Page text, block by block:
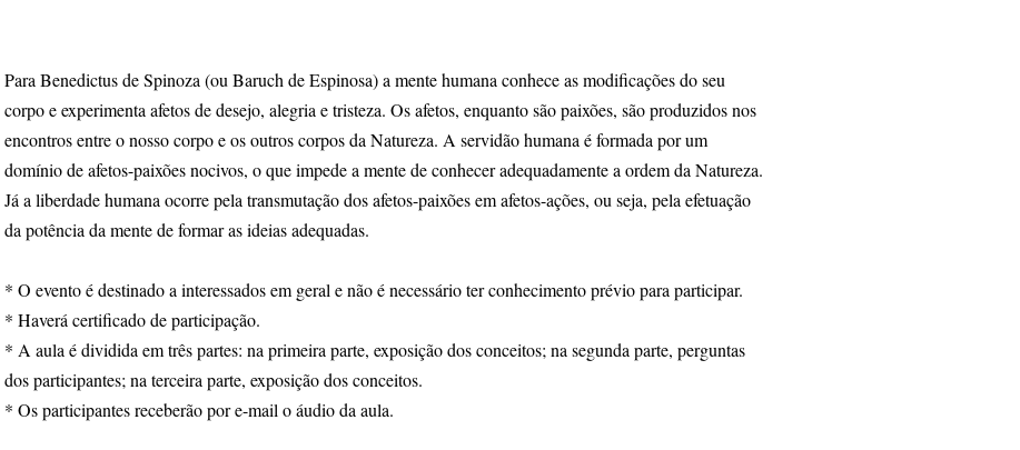
Para Benedictus de Spinoza (ou Baruch de Espinosa) a mente humana conhece as modificações do seu
corpo e experimenta afetos de desejo, alegria e tristeza. Os afetos, enquanto são paixões, são produzidos nos
encontros entre o nosso corpo e os outros corpos da Natureza. A servidão humana é formada por um
domínio de afetos-paixões nocivos, o que impede a mente de conhecer adequadamente a ordem da Natureza.
Já a liberdade humana ocorre pela transmutação dos afetos-paixões em afetos-ações, ou seja, pela efetuação
da potência da mente de formar as ideias adequadas.
* O evento é destinado a interessados em geral e não é necessário ter conhecimento prévio para participar.
* Haverá certificado de participação.
* A aula é dividida em três partes: na primeira parte, exposição dos conceitos; na segunda parte, perguntas
dos participantes; na terceira parte, exposição dos conceitos.
* Os participantes receberão por e-mail o áudio da aula.